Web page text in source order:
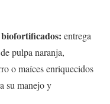
entrega
pulpa naranja,
o maíces enriquecidos
su manejo y